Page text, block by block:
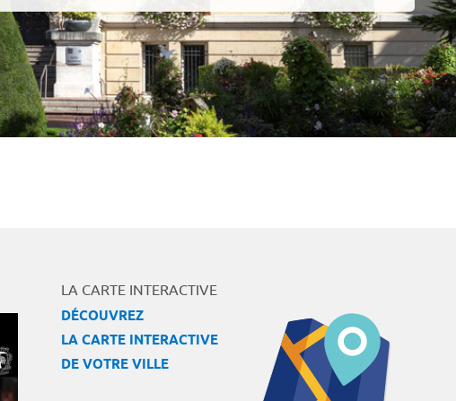
LA CARTE INTERACTIVE
DÉCOUVREZ
LA CARTE INTERACTIVE
DE VOTRE VILLE